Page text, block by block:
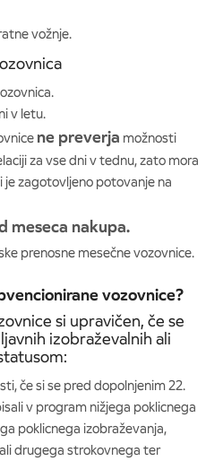
vožnje.
v letu.
ne preverja možnosti
za vse dni v tednu, zato mora
zagotovljeno potovanje na
meseca nakupa.
prenosne mesečne vozovnice.
vozovnice?
si upravičen, če se
izobraževalnih ali
če si se pred dopolnjenim 22.
v program nižjega poklicnega
poklicnega izobraževanja,
drugega strokovnega ter